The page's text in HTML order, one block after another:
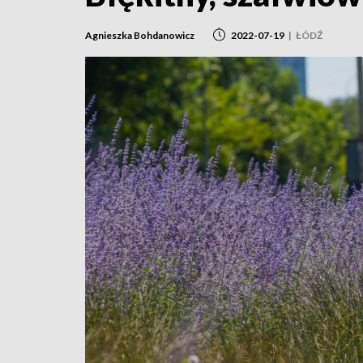
Agnieszka Bohdanowicz 2022-07-19 | ŁÓDŹ